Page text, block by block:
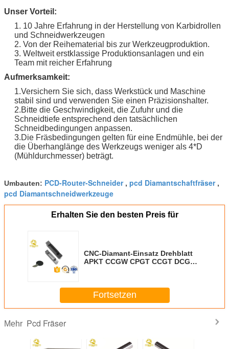
Unser Vorteil:
1. 10 Jahre Erfahrung in der Herstellung von Karbidrollen
und Schneidwerkzeugen
2. Von der Reihematerial bis zur Werkzeugproduktion.
3. Weltweit erstklassige Produktionsanlagen und ein
Team mit reicher Erfahrung
Aufmerksamkeit:
1.Versichern Sie sich, dass Werkstück und Maschine
stabil sind und verwenden Sie einen Präzisionshalter.
2.Bitte die Geschwindigkeit, die Zufuhr und die
Schneidtiefe entsprechend den tatsächlichen
Schneidbedingungen anpassen.
3.Die Fräsbedingungen gelten für eine Endmühle, bei der
die Überhanglänge des Werkzeugs weniger als 4*D
(Mühldurchmesser) beträgt.
Umbauten: PCD-Router-Schneider, pcd Diamantschaftfräser,
pcd Diamantschneidwerkzeuge
Erhalten Sie den besten Preis für
CNC-Diamant-Einsatz Drehblatt
APKT CCGW CPGT CCGT DCGW
Gusseisen
Fortsetzen
Mehr Pcd Fräser